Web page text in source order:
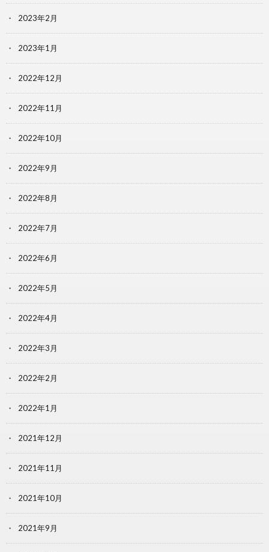
2023年2月
2023年1月
2022年12月
2022年11月
2022年10月
2022年9月
2022年8月
2022年7月
2022年6月
2022年5月
2022年4月
2022年3月
2022年2月
2022年1月
2021年12月
2021年11月
2021年10月
2021年9月